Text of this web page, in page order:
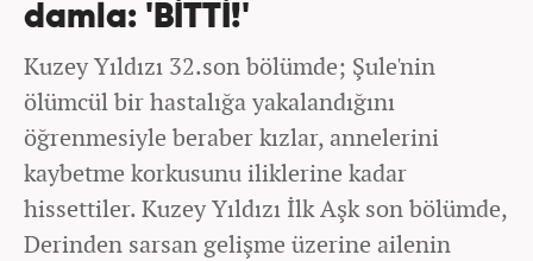
damla: 'BİTTİ!'
Kuzey Yıldızı 32.son bölümde; Şule'nin
ölümcül bir hastalığa yakalandığını
öğrenmesiyle beraber kızlar, annelerini
kaybetme korkusunu iliklerine kadar
hissettiler. Kuzey Yıldızı İlk Aşk son bölümde,
Derinden sarsan gelişme üzerine ailenin